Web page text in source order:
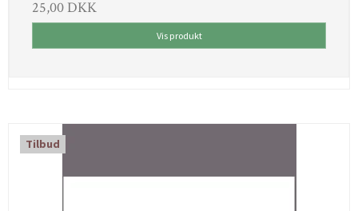
25,00 DKK
Vis produkt
Tilbud